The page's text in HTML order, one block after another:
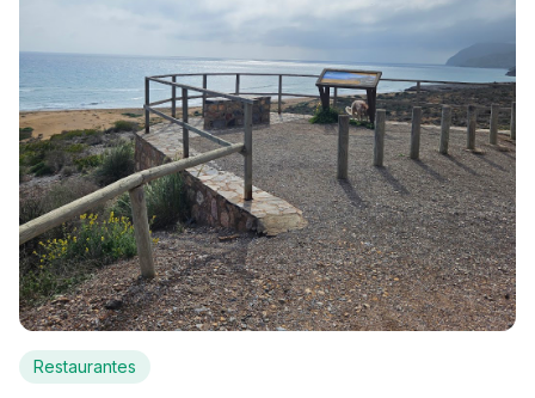
Restaurantes